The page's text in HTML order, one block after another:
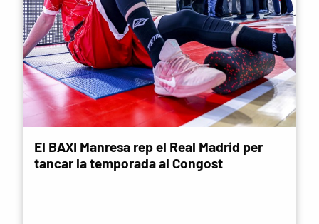
El BAXI Manresa rep el Real Madrid per
tancar la temporada al Congost